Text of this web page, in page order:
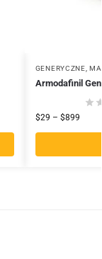
GENERYCZNE ,
Armodafinil
$29 – $899